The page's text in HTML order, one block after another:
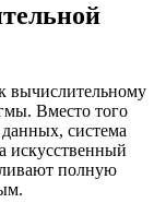
вычислительному
Вместо того
система
искусственный
полную